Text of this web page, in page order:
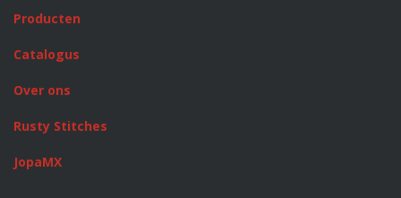
Producten
Catalogus
Over ons
Rusty Stitches
JopaMX